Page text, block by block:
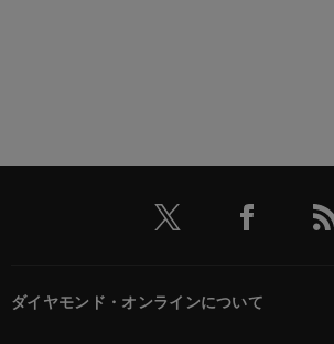
ダイヤモンド・オンラインについて